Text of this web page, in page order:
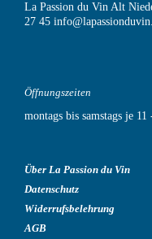
La Passion du Vin Alt
27 45
Öffnungszeiten
montags bis samstags je
Über La Passion du Vin
Datenschutz
Widerrufsbelehrung
AGB